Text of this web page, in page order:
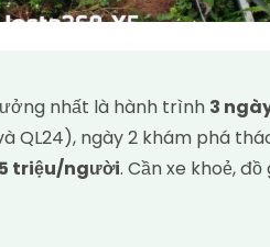
nhất là hành trình 3
QL24), ngày 2 khám phá
triệu/người. Cần xe khoẻ,